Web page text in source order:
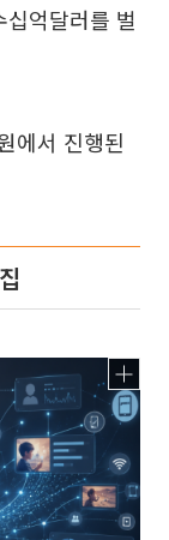
억달러를 벌
에서 진행된